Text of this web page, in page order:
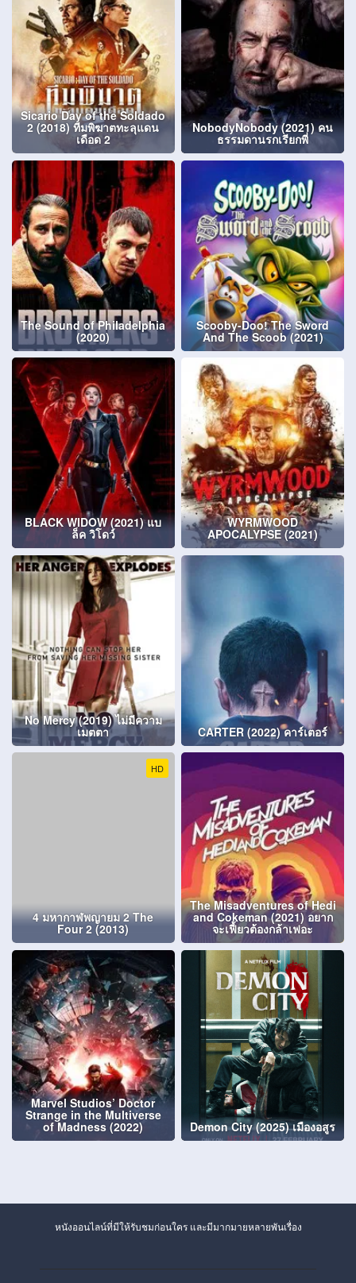
Sicario Day of the Soldado
2 (2018) ทีมพิฆาตทะลุแดน
เดือด 2
NobodyNobody (2021) คน
ธรรมดานรกเรียกพี่
The Sound of Philadelphia
(2020)
Scooby-Doo! The Sword
And The Scoob (2021)
BLACK WIDOW (2021) แบ
ล็ค วิโดว์
WYRMWOOD
APOCALYPSE (2021)
No Mercy (2019) ไม่มีความ
เมตตา CARTER (2022) คาร์เตอร์
HD
4 มหากาฬพญายม 2 The
Four 2 (2013)
The Misadventures of Hedi
and Cokeman (2021) อยาก
จะเฟี้ยวต้องกล้าเฟอะ
Marvel Studios’ Doctor
Strange in the Multiverse
of Madness (2022) Demon City (2025) เมืองอสูร
หนังออนไลน์ที่มีให้รับชมก่อนใคร และมีมากมายหลายพันเรื่อง